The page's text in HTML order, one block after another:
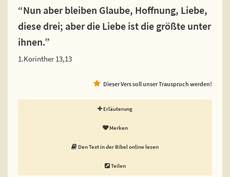
“Nun aber bleiben Glaube, Hoffnung, Liebe,
diese drei; aber die Liebe ist die größte unter
ihnen.”
1.Korinther 13,13
Dieser Vers soll unser Trauspruch werden!
Erläuterung
Merken
Den Text in der Bibel online lesen
Teilen